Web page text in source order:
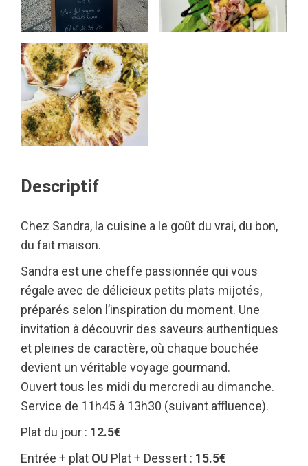
Descriptif
Chez Sandra, la cuisine a le goût du vrai, du bon,
du fait maison.
Sandra est une cheffe passionnée qui vous
régale avec de délicieux petits plats mijotés,
préparés selon l’inspiration du moment. Une
invitation à découvrir des saveurs authentiques
et pleines de caractère, où chaque bouchée
devient un véritable voyage gourmand.
Ouvert tous les midi du mercredi au dimanche.
Service de 11h45 à 13h30 (suivant affluence).
Plat du jour : 12.5€
Entrée + plat OU Plat + Dessert : 15.5€